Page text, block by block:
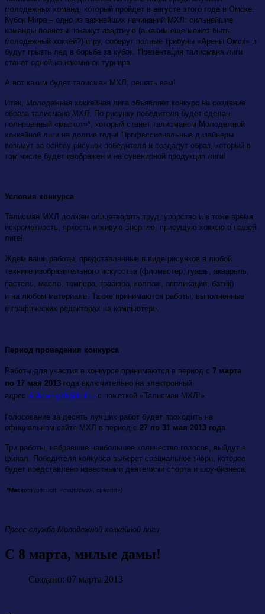
молодежных команд, который пройдет в августе этого года в Омске.
Кубок Мира – одно из важнейших начинаний МХЛ: сильнейшие
команды планеты покажут азартную (а каким еще может быть
молодежный хоккей?) игру, соберут полные трибуны «Арены Омск» и
будут грызть лед в борьбе за кубок. Презентация талисмана лиги
станет одной из изюминок турнира.
А вот каким будет талисман МХЛ, решать вам!
Итак, Молодежная хоккейная лига объявляет конкурс на создание
образа талисмана МХЛ. По рисунку победителя будет сделан
полноценный «маскот»*, который станет талисманом Молодежной
хоккейной лиги на долгие годы! Профессиональные дизайнеры
возьмут за основу рисунок победителя и создадут образ, который в
том числе будет изображен и на сувенирной продукции лиги!
Условия конкурса
Талисман МХЛ должен олицетворять труд, упорство и в тоже время
искрометность, яркость и живую энергию, присущую хоккею в нашей
лиге!
Ждем ваши работы, представленные в виде рисунков в любой
технике изобразительного искусства (фломастер, гуашь, акварель,
пастель, масло, темпера, гравюра, коллаж, аппликация, батик)
и на любом материале. Также принимаются работы, выполненные
в графических редакторах на компьютере.
Период проведения конкурса
Работы для участия в конкурсе принимаются в период с 7 марта
по 17 мая 2013 года включительно на электронный
адрес A.Azarnykh@khl.ru с пометкой «Талисман МХЛ!».
Голосование за десять лучших работ будет проходить на
официальном сайте МХЛ в период с 27 по 31 мая 2013 года.
Три работы, набравшие наибольшее количество голосов, выйдут в
финал. Победителя конкурса выберет специальное жюри, которое
будет представлено известными деятелями спорта и шоу-бизнеса.
*Маскот (от исп. «талисман, символ»)
Пресс-служба Молодежной хоккейной лиги
С 8 марта, милые дамы!
Создано: 07 марта 2013